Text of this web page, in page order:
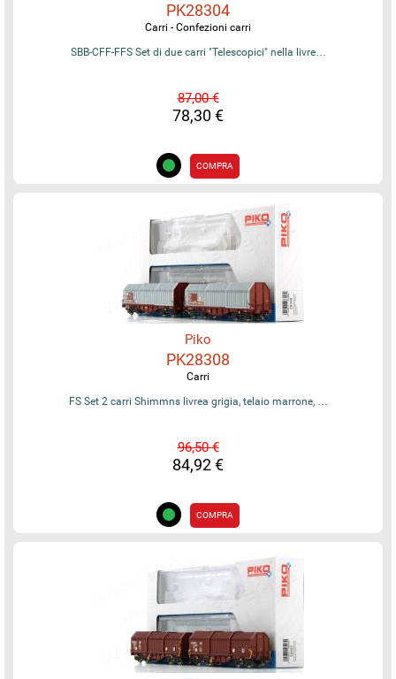
PK28304
Carri - Confezioni carri
SBB-CFF-FFS Set di due carri "Telescopici" nella livre…
87,00 €
78,30 €
COMPRA
Piko
PK28308
Carri
FS Set 2 carri Shimmns livrea grigia, telaio marrone, …
96,50 €
84,92 €
COMPRA